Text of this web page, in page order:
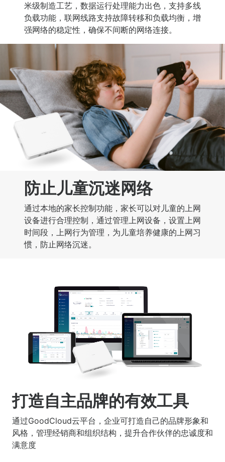
米级制造工艺，数据运行处理能力出色，支持多线
负载功能，联网线路支持故障转移和负载均衡，增
强网络的稳定性，确保不间断的网络连接。
防止儿童沉迷网络
通过本地的家长控制功能，家长可以对儿童的上网
设备进行合理控制，通过管理上网设备，设置上网
时间段，上网行为管理，为儿童培养健康的上网习
惯，防止网络沉迷。
打造自主品牌的有效工具
通过GoodCloud云平台，企业可打造自己的品牌形象和
风格，管理经销商和组织结构，提升合作伙伴的忠诚度和
满意度